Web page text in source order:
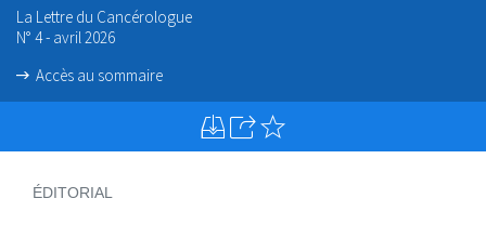
La Lettre du Cancérologue
N° 4 - avril 2026
Accès au sommaire
ÉDITORIAL